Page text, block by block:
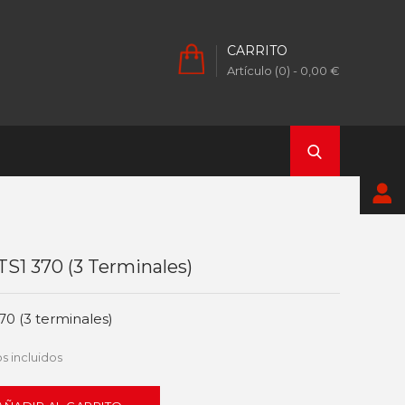
CARRITO
Artículo (0) - 0,00 €
370 (3 Terminales)
(3 terminales)
incluidos